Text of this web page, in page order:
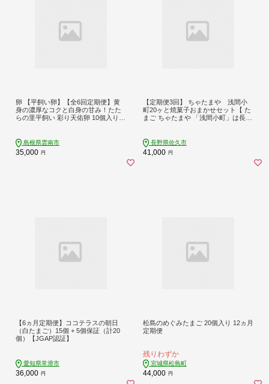
卵 【平飼い卵】【全6回定期便】黄
身の濃厚なコクと白身の甘み！たた
らの里平飼い 彩り天佑卵 10個入り
い 卵焼き 卵かけご飯 朝食 朝ごはん
ご褒美 コク 旨み 贅沢 お取り寄せ 毎
日食べたい卵 美容 健康 定期便 人気
島根県雲南市
35,000 円
【定期便3回】 ちゃたまや 浅間小
町20ヶと焼菓子おまかせセット【 た
まご ちゃたまや 「浅間小町」は長野
長野県佐久市
41,000 円
【6ヵ月定期便】ココテラスの朝日
（白たまご）15個 + 5個保証（計20
個）【JGAP認証】
愛知県常滑市
36,000 円
松島のめぐみたまご 20個入り 12ヵ月
定期便
残りわずか
宮城県松島町
44,000 円